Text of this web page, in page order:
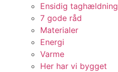
Ensidig taghældning
7 gode råd
Materialer
Energi
Varme
Her har vi bygget